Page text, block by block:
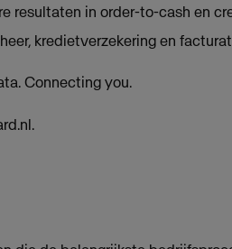
resultaten in order-to-cash en
kredietverzekering en
Connecting you.